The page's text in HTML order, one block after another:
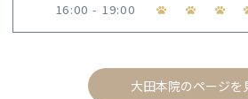
16:00 - 19:00
大田本院のページを